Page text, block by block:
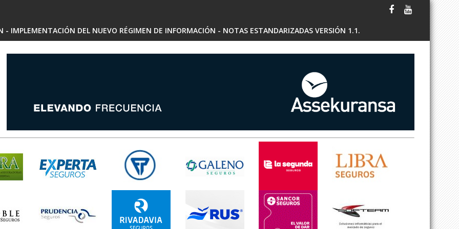
IMPLEMENTACIÓN DEL NUEVO RÉGIMEN DE INFORMACIÓN - NOTAS ESTANDARIZADAS VERSIÓN 1.1.
- ARIADNA MARIEL SARRALDE - INSCRIPCIÓN RAE